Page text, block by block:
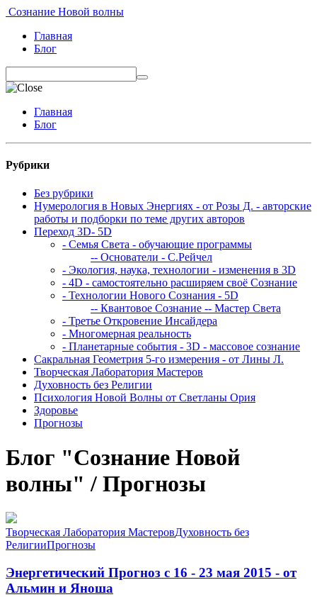
Сознание Новой волны
Главная
Блог
Главная
Блог
Рубрики
Без рубрики
Нумерология в Новых Энергиях - от Розы Д. - авторские
работы и подборки по теме других авторов
Переход 3D- 5D
- Семья Света - обучающие программы
-- Основатели - С.Рейчел
- Экология, наука, технологии - изменения в 3D
- 4D - самостоятельно расширяем своё Сознание
- Технологии Нового Сознания - 5D
-- Квантовое Сознание -- Мастер Света
- Третье Откровение Инсайдера
- Многомерная реальность
- Планетарные события - 3D - массовое сознание
Сакральная Геометрия 5-го измерения - от Лины Л.
Творческая Лаборатория Мастеров
Духовность без Религии
Психология Новой Волны от Светланы Ория
Здоровье
Прогнозы
Блог "Сознание Новой
волны" / Прогнозы
Творческая Лаборатория МастеровДуховность без
РелигииПрогнозы
Энергетический Прогноз с 16 - 23 мая 2015 - от
Альмин и Яноша